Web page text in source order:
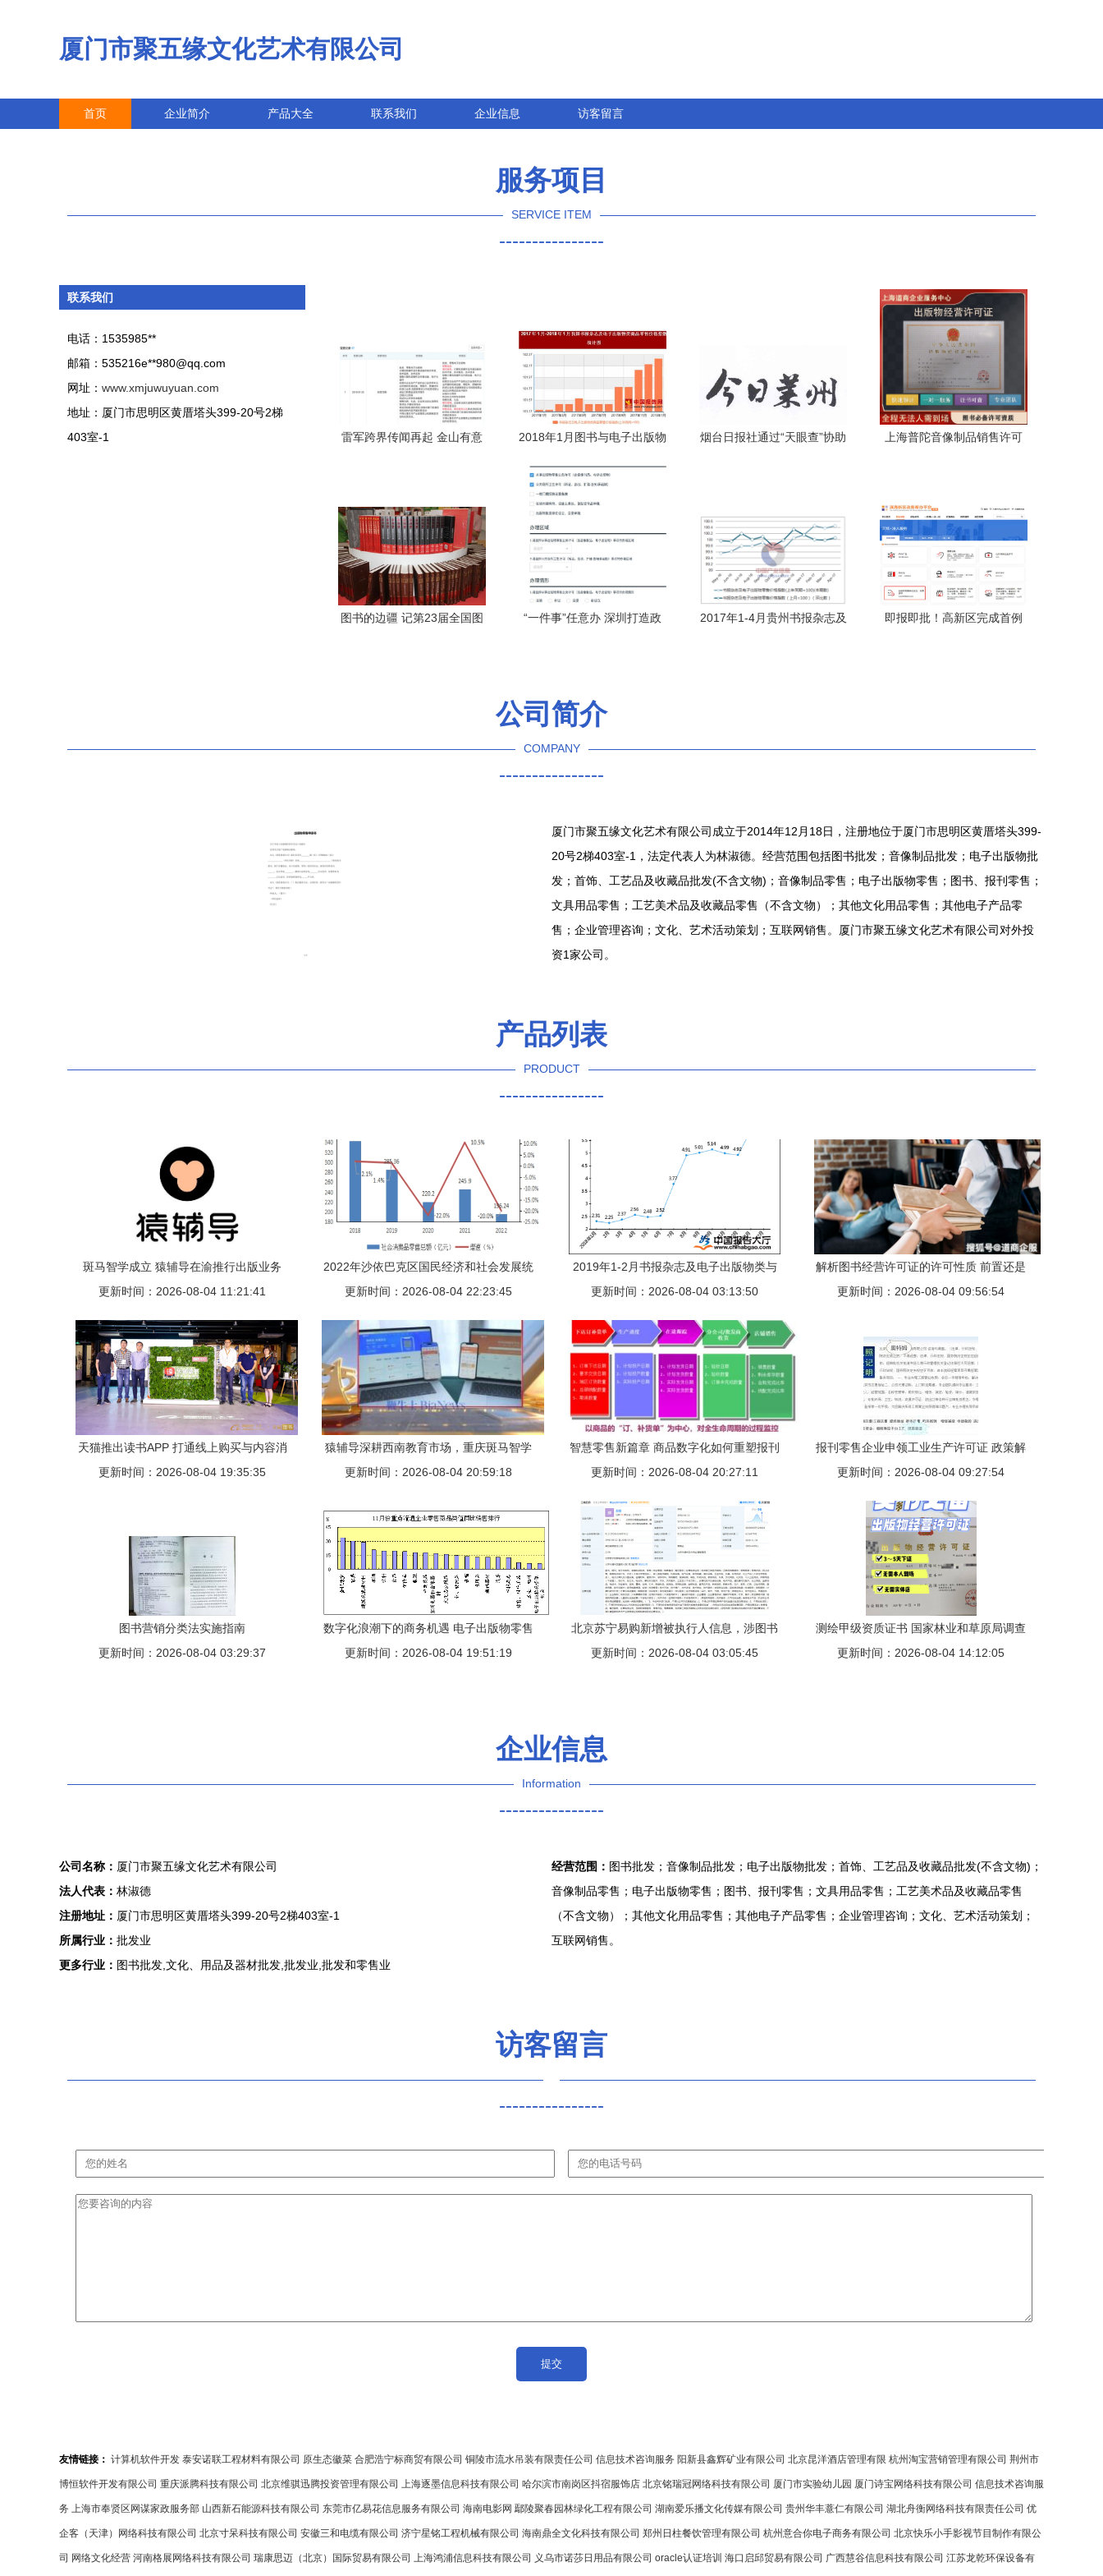
厦门市聚五缘文化艺术有限公司
首页 企业简介 产品大全 联系我们 企业信息 访客留言
服务项目
SERVICE ITEM
----------------
联系我们
电话：1535985**
邮箱：535216e**980@qq.com
网址： www.xmjuwuyuan.com
地址：厦门市思明区黄厝塔头399-20号2梯
403室-1
雷军跨界传闻再起 金山有意
2018年1月图书与电子出版物
与消费洞察
烟台日报社通过“天眼查”协助
上海普陀音像制品销售许可
图书的边疆 记第23届全国图
“一件事”任意办 深圳打造政
2017年1-4月贵州书报杂志及
即报即批！高新区完成首例
公司简介
COMPANY
----------------
厦门市聚五缘文化艺术有限公司成立于2014年12月18日，注册地位于厦门市思明区黄厝塔头399-
20号2梯403室-1，法定代表人为林淑德。经营范围包括图书批发；音像制品批发；电子出版物批
发；首饰、工艺品及收藏品批发(不含文物)；音像制品零售；电子出版物零售；图书、报刊零售；
文具用品零售；工艺美术品及收藏品零售（不含文物）；其他文化用品零售；其他电子产品零
售；企业管理咨询；文化、艺术活动策划；互联网销售。厦门市聚五缘文化艺术有限公司对外投
资1家公司。
产品列表
PRODUCT
----------------
斑马智学成立 猿辅导在渝推行出版业务
更新时间：2026-08-04 11:21:41
2022年沙依巴克区国民经济和社会发展统
计公报
更新时间：2026-08-04 22:23:45
2019年1-2月书报杂志及电子出版物类与
报刊零售价格指数分析
更新时间：2026-08-04 03:13:50
解析图书经营许可证的许可性质 前置还是
后置？
更新时间：2026-08-04 09:56:54
天猫推出读书APP 打通线上购买与内容消
费，革新报刊零售模式
更新时间：2026-08-04 19:35:35
猿辅导深耕西南教育市场，重庆斑马智学
成立并布局出版零售业务
更新时间：2026-08-04 20:59:18
智慧零售新篇章 商品数字化如何重塑报刊
零售的未来
更新时间：2026-08-04 20:27:11
报刊零售企业申领工业生产许可证 政策解
读与实务指南
更新时间：2026-08-04 09:27:54
图书营销分类法实施指南
更新时间：2026-08-04 03:29:37
数字化浪潮下的商务机遇 电子出版物零售
市场深度解析
更新时间：2026-08-04 19:51:19
北京苏宁易购新增被执行人信息，涉图书
销售业务引关注
更新时间：2026-08-04 03:05:45
测绘甲级资质证书 国家林业和草原局调查
规划设计院的专业基石与报刊零售业务的
更新时间：2026-08-04 14:12:05
企业信息
Information
----------------
公司名称： 厦门市聚五缘文化艺术有限公司
法人代表： 林淑德
注册地址： 厦门市思明区黄厝塔头399-20号2梯403室-1
所属行业： 批发业
更多行业： 图书批发,文化、用品及器材批发,批发业,批发和零售业
经营范围： 图书批发；音像制品批发；电子出版物批发；首饰、工艺品及收藏品批发(不含文物)；
音像制品零售；电子出版物零售；图书、报刊零售；文具用品零售；工艺美术品及收藏品零售
（不含文物）；其他文化用品零售；其他电子产品零售；企业管理咨询；文化、艺术活动策划；
互联网销售。
访客留言
----------------
友情链接： 计算机软件开发 泰安诺联工程材料有限公司 原生态徽菜 合肥浩宁标商贸有限公司 铜陵市流水吊装有限责任公司 信息技术咨询服务 阳新县鑫辉矿业有限公司 北京昆洋酒店管理有限 杭州淘宝营销管理有限公司 荆州市
博恒软件开发有限公司 重庆派腾科技有限公司 北京维骐迅腾投资管理有限公司 上海逐墨信息科技有限公司 哈尔滨市南岗区抖宿服饰店 北京铭瑞冠网络科技有限公司 厦门市实验幼儿园 厦门诗宝网络科技有限公司 信息技术咨询服
务 上海市奉贤区网谋家政服务部 山西新石能源科技有限公司 东莞市亿易花信息服务有限公司 海南电影网 鄢陵聚春园林绿化工程有限公司 湖南爱乐播文化传媒有限公司 贵州华丰薏仁有限公司 湖北舟衡网络科技有限责任公司 优
企客（天津）网络科技有限公司 北京寸呆科技有限公司 安徽三和电缆有限公司 济宁星铭工程机械有限公司 海南鼎全文化科技有限公司 郑州日柱餐饮管理有限公司 杭州意合你电子商务有限公司 北京快乐小手影视节目制作有限公
司 网络文化经营 河南格展网络科技有限公司 瑞康思迈（北京）国际贸易有限公司 上海鸿浦信息科技有限公司 义乌市诺莎日用品有限公司 oracle认证培训 海口启邱贸易有限公司 广西慧谷信息科技有限公司 江苏龙乾环保设备有